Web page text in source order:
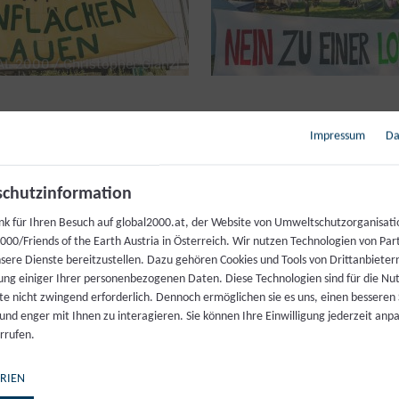
2000 / Christopher Glanzl
den Autobahnbau
Lobau-Autobahn als Teil eines Autobahnrings
Abschnitt der Schnellstraße S1 zwischen den
Die Lobau-Autobahn soll sowohl die Donau als
queren, um zwischen Eßling und Groß-
Nationalparks wurde ausgerechnet dessen breiteste
die Trasse an der Oberfläche entlang der
bis zum Autobahnknoten Süßenbrunn.
Impressum
für Ihren Besuch auf global2000.at, der Website von
Friends of the Earth Austria in Österreich. Wir nutzen Technologien von
Dienste bereitzustellen. Dazu gehören Cookies und Tools von
einiger Ihrer personenbezogenen Daten. Diese Technologien sind für die
nicht zwingend erforderlich. Dennoch ermöglichen sie es uns, einen besseren
enger mit Ihnen zu interagieren. Sie können Ihre Einwilligung jederzeit